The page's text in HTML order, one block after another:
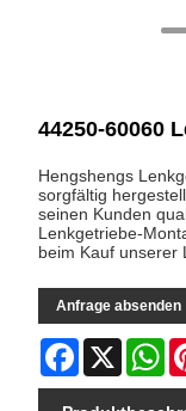
44250-60060
Hengshengs
sorgfältig
seinen Kunden
Lenkgetriebe-
beim Kauf unserer
Anfrage absenden
Facebook
X